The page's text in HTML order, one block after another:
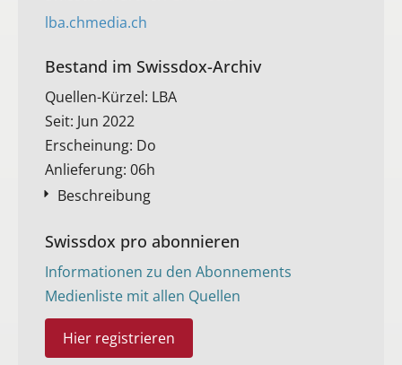
lba.chmedia.ch
Bestand im Swissdox-Archiv​
Quellen-Kürzel: LBA
Seit: Jun 2022
Erscheinung: Do
Anlieferung: 06h
Beschreibung
Swissdox pro abonnieren
Informationen zu den Abonnements
Medienliste mit allen Quellen
Hier registrieren